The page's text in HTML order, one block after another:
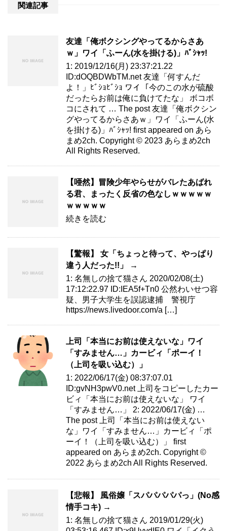
関連記事
友達「俺ボクシングやってるからさあ
ｗ」ワイ「ふーん(水を掛ける)」ﾊﾞｼｬｯ!
1: 2019/12/16(月) 23:37:21.22
ID:dOQBDWbTM.net 友達「何すんだ
よ！」ﾋﾞｼｮﾋﾞｼｮ ワイ「今のこの水が硫酸
だったらお前は俺に負けてたな」 ボコボ
コにされて … The post 友達「俺ボクシン
グやってるからさあｗ」ワイ「ふーん(水
を掛ける)」ﾊﾞｼｬｯ! first appeared on あら
まめ2ch. Copyright © 2023 あらまめ2ch
All Rights Reserved.
【唖然】冒険少年やらせがバレたあばれ
る君、まったく反省の色なしｗｗｗｗｗ
ｗｗｗｗｗ
続きを読む
【驚報】 女「ちょっと待って、やっぱり
違う人だった!!」 →
1: 名無しの捨て猫さん 2020/02/08(土)
17:12:22.97 ID:IEA5f+Tn0 公然わいせつ容
疑、男子大学生を誤認逮捕 警視庁
https://news.livedoor.com/a […]
上司「本当にお前は使えないな」ワイ
「すみません…」カービィ「ポーイ！
（上司を吸い込む）」
1: 2022/06/17(金) 08:37:07.01
ID:gvNH3pwV0.net 上司をコピーしたカー
ビィ「本当にお前は使えないな」 ワイ
「すみません…」 2: 2022/06/17(金) …
The post 上司「本当にお前は使えない
な」ワイ「すみません…」カービィ「ポ
ーイ！（上司を吸い込む）」 first
appeared on あらまめ2ch. Copyright ©
2022 あらまめ2ch All Rights Reserved.
【悲報】 風俗嬢「スパパパパパっ」(No感
情手コキ) →
1: 名無しの捨て猫さん 2019/01/29(火)